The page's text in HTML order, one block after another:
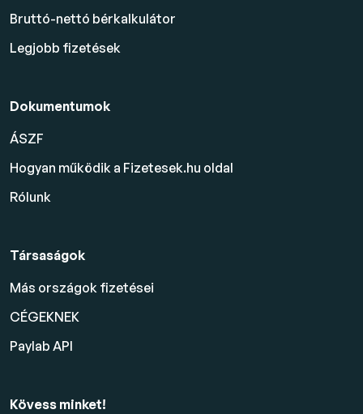
Bruttó-nettó bérkalkulátor
Legjobb fizetések
Dokumentumok
ÁSZF
Hogyan működik a Fizetesek.hu oldal
Rólunk
Társaságok
Más országok fizetései
CÉGEKNEK
Paylab API
Kövess minket!